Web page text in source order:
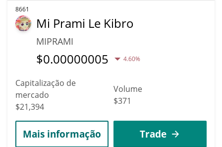
8661
Mi Prami Le Kibro
MIPRAMI
$0.00000005 4.60%
Capitalização de
mercado
$21,394
Volume
$371
Mais informação Trade